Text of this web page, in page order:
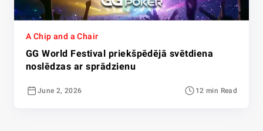
A Chip and a Chair
GG World Festival priekšpēdējā svētdiena
noslēdzas ar sprādzienu
June 2, 2026 12 min Read